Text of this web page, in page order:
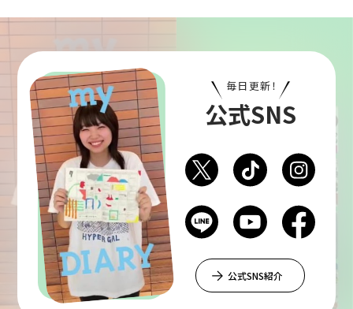
毎日更新！
公式SNS
公式SNS紹介